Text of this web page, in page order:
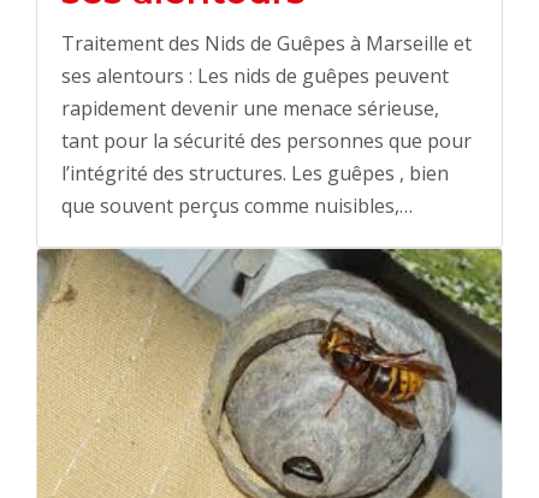
Traitement des Nids de Guêpes à Marseille et
ses alentours : Les nids de guêpes peuvent
rapidement devenir une menace sérieuse,
tant pour la sécurité des personnes que pour
l’intégrité des structures. Les guêpes , bien
que souvent perçus comme nuisibles,…